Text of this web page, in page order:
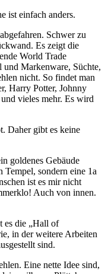
ist einfach anders.
Schwer zu
Es zeigt die
World Trade
Markenware, Süchte,
nicht. So findet man
Harry Potter, Johnny
vieles mehr. Es wird
Daher gibt es keine
goldenes Gebäude
sondern eine 1a
ist es mir nicht
Auch von innen.
es die „Hall of
in der weitere Arbeiten
sind.
Eine nette Idee sind,